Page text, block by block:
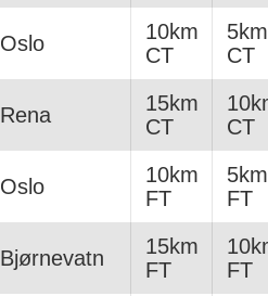
Oslo
10km
CT
5km
CT
Rena
15km
CT
CT
Oslo
10km
FT
5km
FT
Bjørnevatn
15km
FT
FT